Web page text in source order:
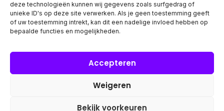
deze technologieën kunnen wij gegevens zoals surfgedrag of
unieke ID's op deze site verwerken. Als je geen toestemming geeft
of uw toestemming intrekt, kan dit een nadelige invloed hebben op
bepaalde functies en mogelijkheden.
Accepteren
Weigeren
Bekijk voorkeuren
Bedrijf? vraag een account aan voor speciale prijzen!
groothandel account, dan worden automatisch alle prijzen